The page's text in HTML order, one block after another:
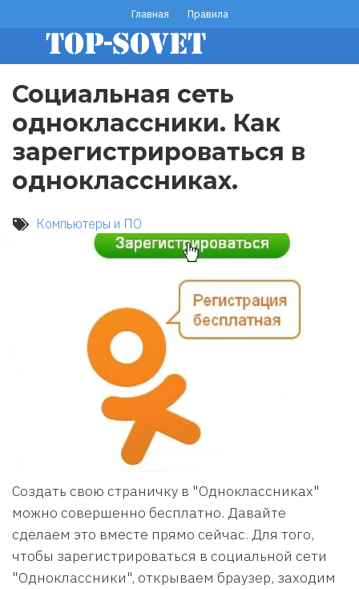
основному
содержанию
footer
menu
Главная Правила
Социальная сеть
одноклассники. Как
зарегистрироваться в
одноклассниках.
Компьютеры и ПО
Создать свою страничку в "Одноклассниках"
можно совершенно бесплатно. Давайте
сделаем это вместе прямо сейчас. Для того,
чтобы зарегистрироваться в социальной сети
"Одноклассники", открываем браузер, заходим